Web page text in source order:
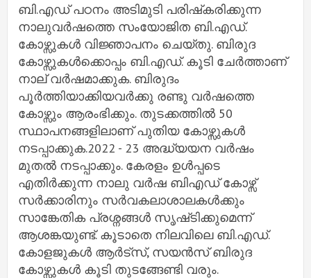
ബി.എഡ് പഠനം അടിമുടി പരിഷ്‌കരിക്കുന്ന
നാലുവര്‍ഷത്തെ സംയോജിത ബി.എഡ്.
കോഴ്സുകള്‍ വിജ്ഞാപനം ചെയ്തു. ബിരുദ
കോഴ്സുകള്‍ക്കൊപ്പം ബി.എഡ്. കൂടി ചേര്‍ത്താണ്
നാല് വര്‍ഷമാക്കുക. ബിരുദം
പൂര്‍ത്തിയാക്കിയവര്‍ക്കു രണ്ടു വര്‍ഷത്തെ
കോഴ്സും ആരംഭിക്കും. തുടക്കത്തില്‍ 50
സ്ഥാപനങ്ങളിലാണ് പുതിയ കോഴ്സുകള്‍
നടപ്പാക്കുക.2022 - 23 അദ്ധ്യയന വര്‍ഷം
മുതല്‍ നടപ്പാക്കും. കേരളം ഉള്‍പ്പടെ
എതിര്‍ക്കുന്ന നാലു വര്‍ഷ ബിഎഡ് കോഴ്സ്
സര്‍ക്കാരിനും സര്‍വകലാശാലകള്‍ക്കും
സാങ്കേതിക പ്രശ്നങ്ങള്‍ സൃഷ്‌ടിക്കുമെന്ന്
ആശങ്കയുണ്ട്. കൂടാതെ നിലവിലെ ബി.എഡ്.
കോളജുകള്‍ ആര്‍ട്സ്, സയന്‍സ് ബിരുദ
കോഴ്സുകള്‍ കൂടി തുടങ്ങേണ്ടി വരും.